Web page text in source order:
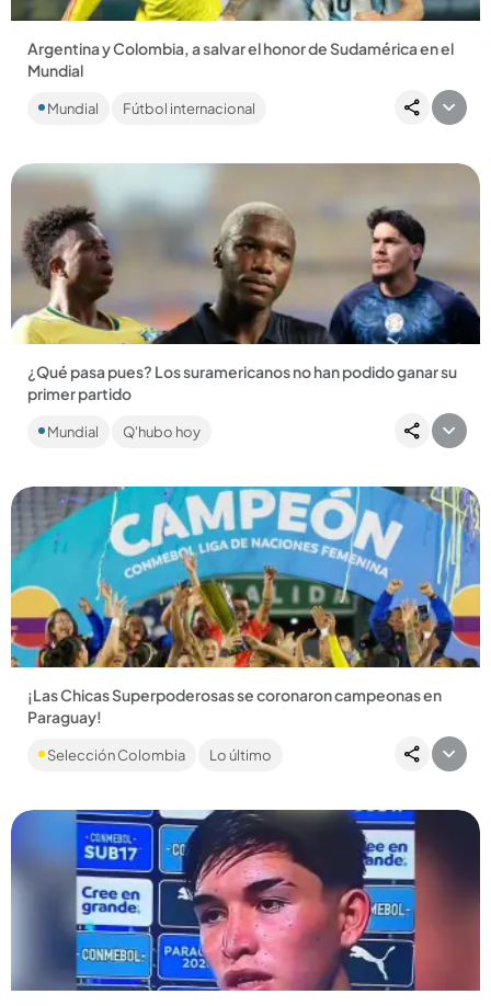
Argentina y Colombia, a salvar el honor de Sudamérica en el
Mundial
Paraguay, Brasil, Ecuador y Uruguay no pusieron a festejar al
continente, así como pasó en el Mundial Alemania 1974.
Mundial Fútbol internacional
Compartir Noticia
¿Qué pasa pues? Los suramericanos no han podido ganar su
primer partido
logran celebrar. La última vez que se vio algo similar fue en el
Mundial Q'hubo hoy
Compartir Noticia
¡Las Chicas Superpoderosas se coronaron campeonas en
Paraguay!
Colombia venció 4-3 a Paraguay y alzó la Liga de Naciones.
Con berraquera y goles, las de Marsiglia hicieron historia....
Selección Colombia Lo último
Compartir Noticia